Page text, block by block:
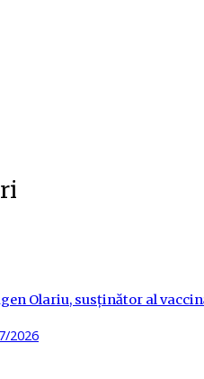
Olariu, susținător al
2026